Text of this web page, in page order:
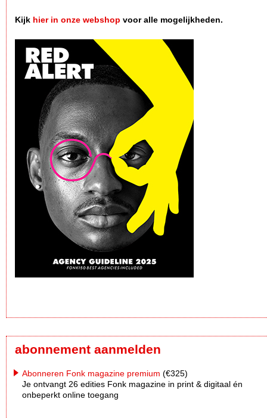
Kijk hier in onze webshop voor alle mogelijkheden.
abonnement aanmelden
Abonneren Fonk magazine premium (€325)
Je ontvangt 26 edities Fonk magazine in print & digitaal én
onbeperkt online toegang